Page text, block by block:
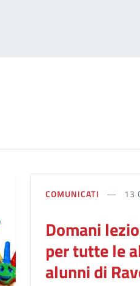
COMUNICATI 13
Domani
per tutte le
alunni di